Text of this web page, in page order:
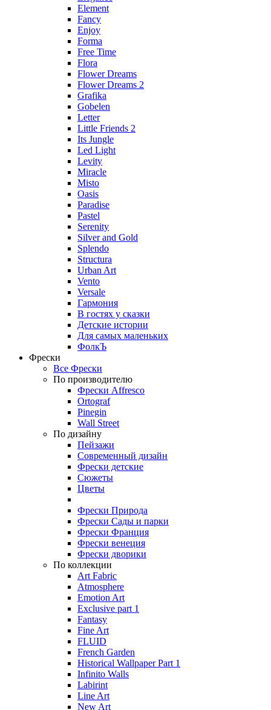
Element
Fancy
Enjoy
Forma
Free Time
Flora
Flower Dreams
Flower Dreams 2
Grafika
Gobelen
Letter
Little Friends 2
Its Jungle
Led Light
Levity
Miracle
Misto
Oasis
Paradise
Pastel
Serenity
Silver and Gold
Splendo
Structura
Urban Art
Vento
Versale
Гармония
В гостях у сказки
Детские истории
Для самых маленьких
ФолкЪ
Фрески
Все Фрески
По производителю
Фрески Affresco
Ortograf
Pinegin
Wall Street
По дизайну
Пейзажи
Современный дизайн
Фрески детские
Сюжеты
Цветы
Фрески Природа
Фрески Сады и парки
Фрески Франция
Фрески венеция
Фрески дворики
По коллекции
Art Fabric
Atmosphere
Emotion Art
Exclusive part 1
Fantasy
Fine Art
FLUID
French Garden
Historical Wallpaper Part 1
Infinito Walls
Labirint
Line Art
New Art